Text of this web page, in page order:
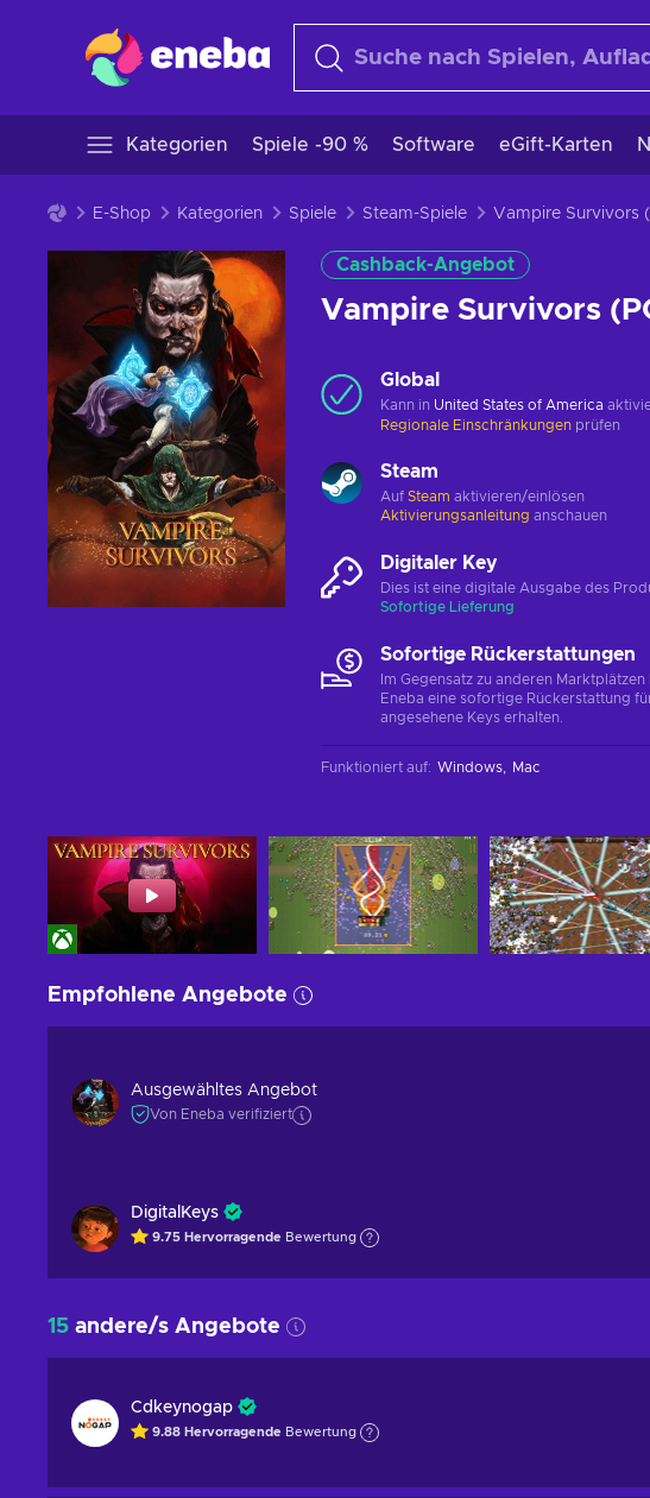
Kategorien Spiele -90 % Software eGift-Karten
E-Shop Kategorien Spiele Steam-Spiele
Cashback-Angebot
Vampire Survivors
Global
Kann in United States of America
Regionale Einschränkungen prüfen
Steam
Auf Steam aktivieren/einlösen
Aktivierungsanleitung anschauen
Digitaler Key
Dies ist eine digitale Ausgabe des
Sofortige Lieferung
Sofortige Rückerstattungen
Im Gegensatz zu anderen
Eneba eine sofortige Rückerstattung
angesehene Keys erhalten.
Funktioniert auf: Windows Mac
Empfohlene Angebote
Ausgewähltes Angebot
Von Eneba verifiziert
DigitalKeys
9.75 Hervorragende Bewertung
15 andere/s Angebote
Cdkeynogap
9.88 Hervorragende Bewertung